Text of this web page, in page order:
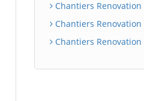
Chantiers Renovation
Chantiers Renovation
Chantiers Renovation